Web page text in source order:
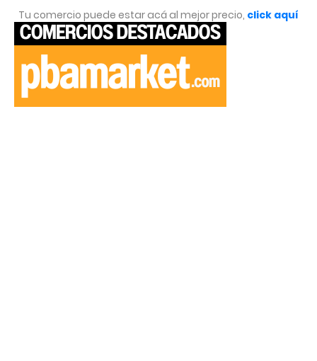
Tu comercio puede estar acá al mejor precio, click aquí